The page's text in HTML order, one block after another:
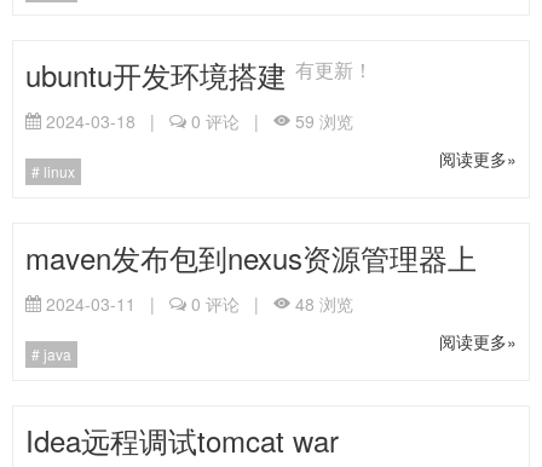
ubuntu开发环境搭建 有更新！
2024-03-18 | 0 评论 | 59 浏览
linux
阅读更多»
maven发布包到nexus资源管理器上
2024-03-11 | 0 评论 | 48 浏览
java
阅读更多»
Idea远程调试tomcat war